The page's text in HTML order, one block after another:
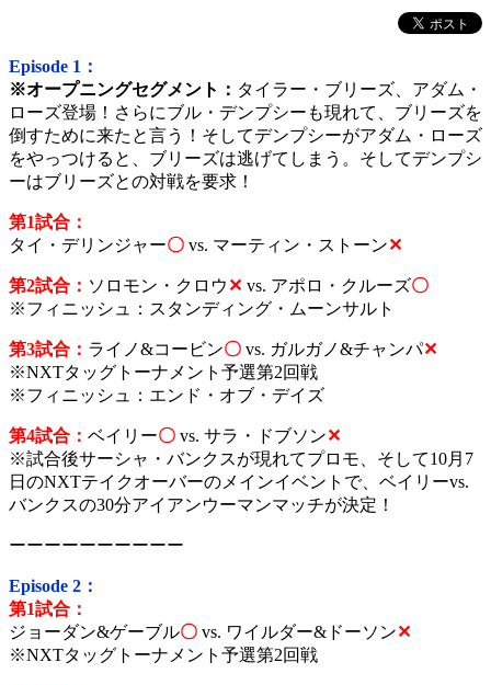
Episode 1：
※オープニングセグメント： タイラー・ブリーズ、アダム・
ローズ登場！さらにブル・デンプシーも現れて、ブリーズを
倒すために来たと言う！そしてデンプシーがアダム・ローズ
をやっつけると、ブリーズは逃げてしまう。そしてデンプシ
ーはブリーズとの対戦を要求！
第1試合：
タイ・デリンジャー〇 vs. マーティン・ストーン✕
第2試合： ソロモン・クロウ ✕ vs. アポロ・クルーズ〇
※フィニッシュ：スタンディング・ムーンサルト
第3試合： ライノ&コービン〇 vs. ガルガノ&チャンパ✕
※NXTタッグトーナメント予選第2回戦
※フィニッシュ：エンド・オブ・デイズ
第4試合： ベイリー〇 vs. サラ・ドブソン✕
※試合後サーシャ・バンクスが現れてプロモ、そして10月7
日のNXTテイクオーバーのメインイベントで、ベイリーvs.
バンクスの30分アイアンウーマンマッチが決定！
ーーーーーーーーーー
Episode 2：
第1試合：
ジョーダン&ゲーブル〇 vs. ワイルダー&ドーソン✕
※NXTタッグトーナメント予選第2回戦